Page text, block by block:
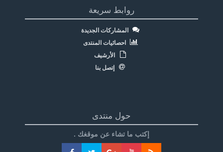
روابط سريعة
المشاركات الجديدة
احصائيات المنتدى
الأرشيف
إتصل بنا
حول منتدى
إكتب ما تشاء عن موقغك .